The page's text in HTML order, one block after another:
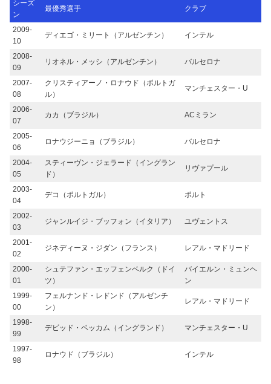
シーズ
ン
最優秀選手 クラブ
2009-
10
ディエゴ・ミリート（アルゼンチン） インテル
2008-
09
リオネル・メッシ（アルゼンチン） バルセロナ
2007-
08
クリスティアーノ・ロナウド（ポルトガ
ル）
マンチェスター・U
2006-
07
カカ（ブラジル） ACミラン
2005-
06
ロナウジーニョ（ブラジル） バルセロナ
2004-
05
スティーヴン・ジェラード（イングラン
ド）
リヴァプール
2003-
04
デコ（ポルトガル） ポルト
2002-
03
ジャンルイジ・ブッフォン（イタリア） ユヴェントス
2001-
02
ジネディーヌ・ジダン（フランス） レアル・マドリード
2000-
01
シュテファン・エッフェンベルク（ドイ
ツ）
バイエルン・ミュンヘ
ン
1999-
00
フェルナンド・レドンド（アルゼンチ
ン）
レアル・マドリード
1998-
99
デビッド・ベッカム（イングランド） マンチェスター・U
1997-
98
ロナウド（ブラジル） インテル